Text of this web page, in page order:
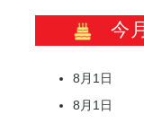
今
8月1日
8月1日